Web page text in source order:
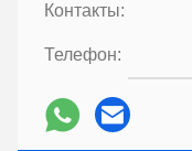
Контакты:
Телефон: